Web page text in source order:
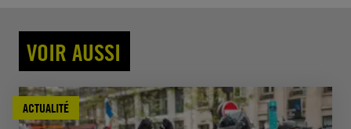
VOIR AUSSI
ACTUALITÉ